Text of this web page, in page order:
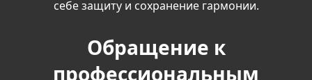
себе защиту и сохранение гармонии.
Обращение к
профессиональным